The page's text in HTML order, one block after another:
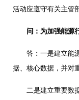
活动应遵守有关主管
问：为加强能源
答：一是建立能源
据、核心数据，并对
二是建立重要数据